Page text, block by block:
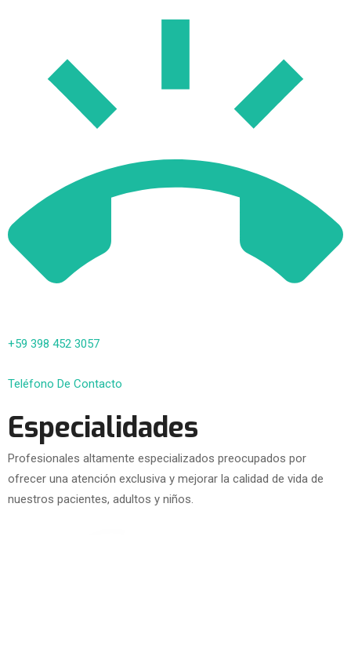
+59 398 452 3057
Teléfono De Contacto
Especialidades
Profesionales altamente especializados preocupados por
ofrecer una atención exclusiva y mejorar la calidad de vida de
nuestros pacientes, adultos y niños.